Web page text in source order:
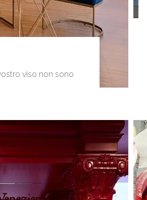
viso non sono